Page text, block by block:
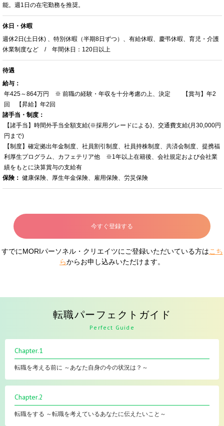
能。週1日の在宅勤務を推奨。
休日・休暇
週休2日(土日休) 、特別休暇（半期8日ずつ）、有給休暇、慶弔休暇、育児・介護
休業制度など / 年間休日：120日以上
待遇
給与：
年425～864万円 ※ 前職の経験・年収を十分考慮の上、決定 【賞与】年2
回 【昇給】年2回
諸手当・制度：
【諸手当】時間外手当全額支給(※採用グレードによる)、交通費支給(月30,000円
円まで)
【制度】確定拠出年金制度、社員割引制度、社員持株制度、共済会制度、提携福
利厚生プログラム、カフェテリア他 ※1年以上在籍後、会社規定および会社業
績をもとに決算賞与の支給有
保険： 健康保険、厚生年金保険、雇用保険、労災保険
今すぐ登録する
すでにMORIパーソネル・クリエイツにご登録いただいている方はこち
らからお申し込みいただけます。
転職パーフェクトガイド
Perfect Guide
Chapter.1
転職を考える前に ～あなた自身の今の状況は？～
Chapter.2
転職をする ～転職を考えているあなたに伝えたいこと～